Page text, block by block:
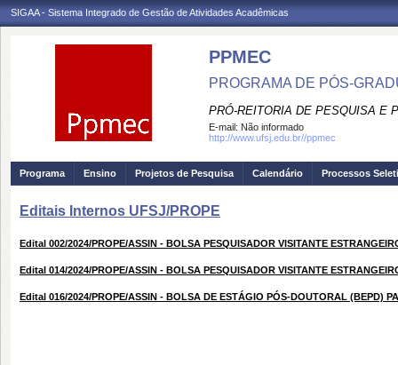
SIGAA - Sistema Integrado de Gestão de Atividades Acadêmicas
PPMEC
PROGRAMA DE PÓS-
PRÓ-REITORIA DE PESQUISA E
E-mail: Não informado
http://www.ufsj.edu.br//ppmec
Programa Ensino Projetos de Pesquisa Calendário Processos
Editais Internos UFSJ/PROPE
Edital 002/2024/PROPE/ASSIN - BOLSA PESQUISADOR VISITANTE
Edital 014/2024/PROPE/ASSIN - BOLSA PESQUISADOR VISITANTE
Edital 016/2024/PROPE/ASSIN - BOLSA DE ESTÁGIO PÓS-DOUTORAL (BEPD)